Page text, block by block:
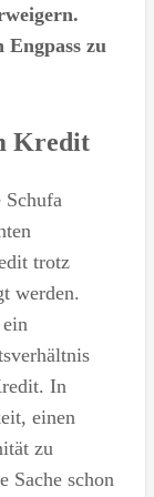
zu
Kredit
trotz
werden.
In
einen
zu
Sache schon